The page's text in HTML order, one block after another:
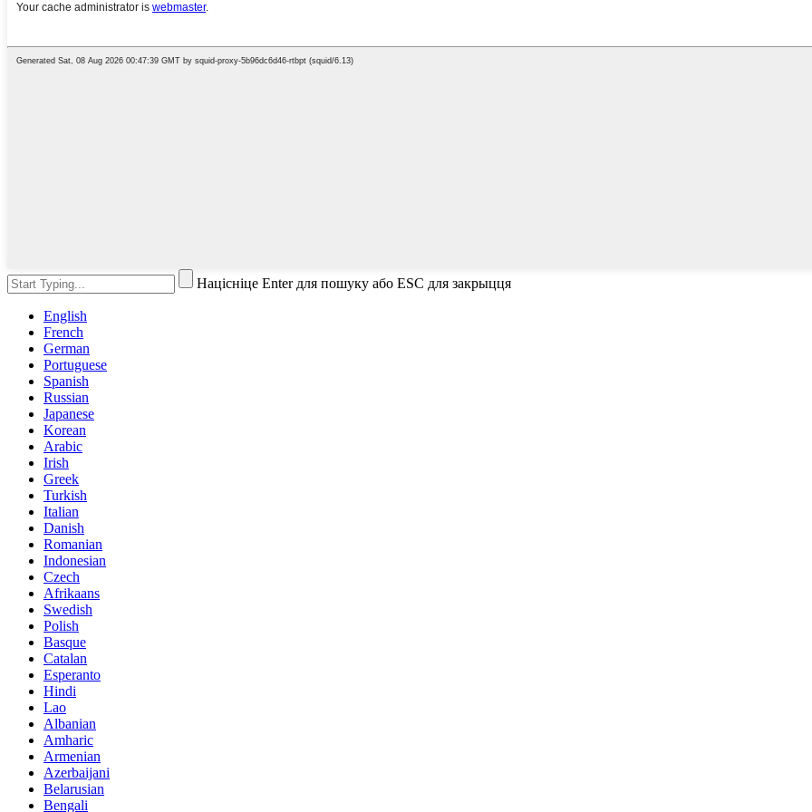
Націсніце Enter для пошуку або ESC для закрыцця
English
French
German
Portuguese
Spanish
Russian
Japanese
Korean
Arabic
Irish
Greek
Turkish
Italian
Danish
Romanian
Indonesian
Czech
Afrikaans
Swedish
Polish
Basque
Catalan
Esperanto
Hindi
Lao
Albanian
Amharic
Armenian
Azerbaijani
Belarusian
Bengali